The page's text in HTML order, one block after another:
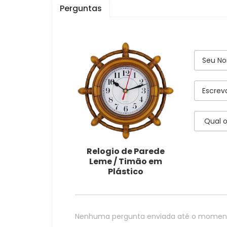
Perguntas
Relogio de Parede
Leme / Timão em
Plástico
Nenhuma pergunta enviada até o